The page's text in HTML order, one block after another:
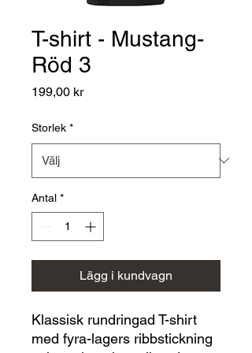
T-shirt - Mustang-
Röd 3
199,00 krPris
Storlek *
Antal *
Lägg i kundvagn
Klassisk rundringad T-shirt
med fyra-lagers ribbstickning